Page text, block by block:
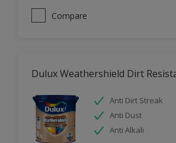
Compare
Dulux Weathershield Dirt
Anti Dirt Streak
Anti Dust
Anti Alkali